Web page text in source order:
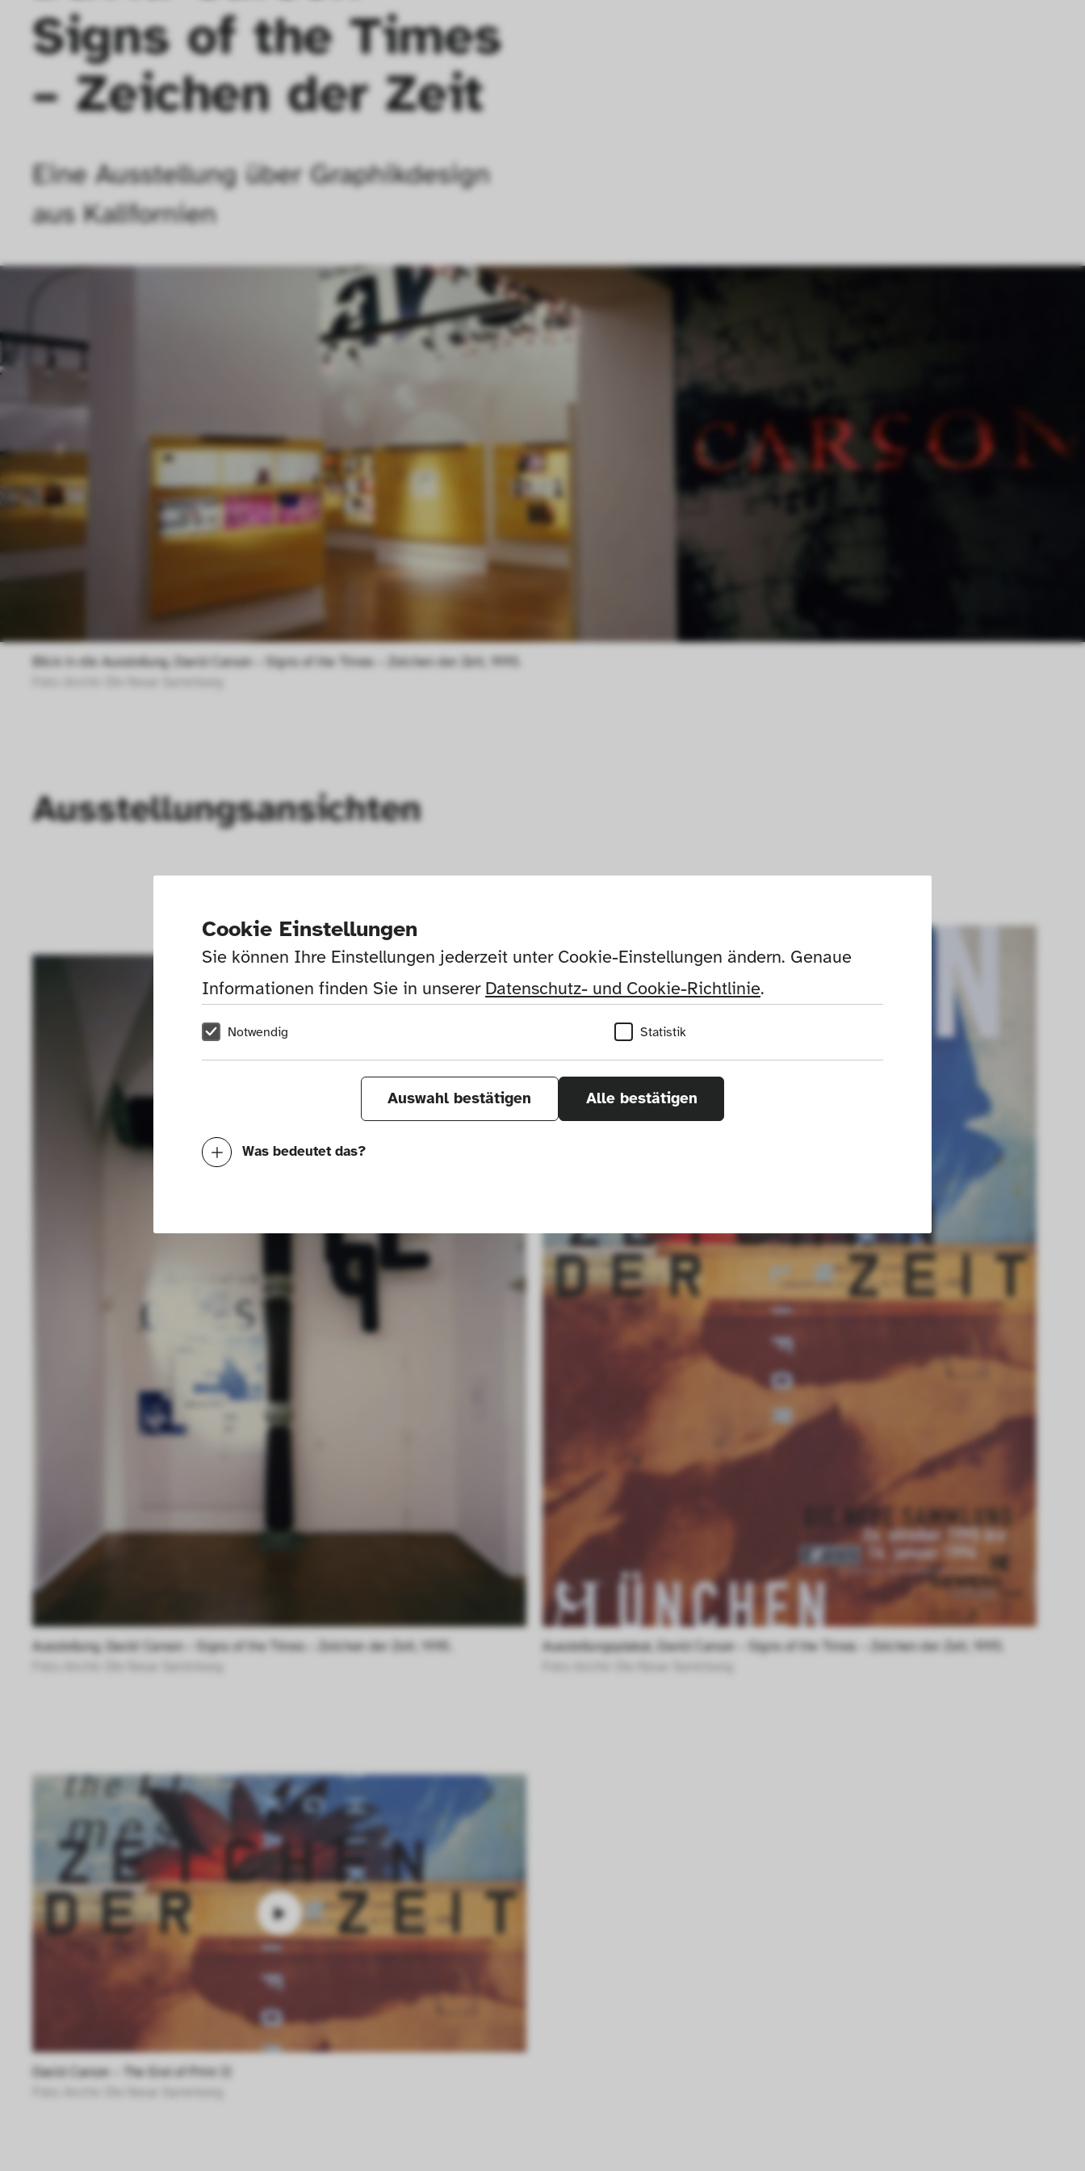
Cookie Einstellungen
Sie können Ihre Einstellungen jederzeit unter Cookie-Einstellungen ändern. Genaue
Informationen finden Sie in unserer Datenschutz- und Cookie-Richtlinie.
Notwendig Statistik
Auswahl bestätigen Alle bestätigen
Was bedeutet das?
die Funktionalität der Seite verbessern. In einigen Fällen wird durch die Cookies die
Geschwindigkeit erhöht, mit der wir deine Anfrage bearbeiten können. Außerdem
können deine ausgewählten Einstellungen auf unserer Seite gespeichert werden. Das
Deaktivieren dieser Cookies kann zu schlecht ausgewählten Empfehlungen und einem
langsamen Seitenaufbau führen. In einigen Fällen wird durch die Cookies die
Geschwindigkeit erhöht, mit der wir deine Anfrage bearbeiten können.
Statistik
Diese Cookies helfen uns zu verstehen, wie Besucher*innen mit unserer Webseite
interagieren, indem Informationen über ihr Verhalten anonym gesammelt und
ausgewertet werden.
Signs of the Times
– Zeichen der Zeit
Eine Ausstellung über Graphikdesign
aus Kalifornien
Blick in die Ausstellung, David Carson – Signs of the Times – Zeichen der Zeit, 1995.
Ausstellungsansichten
Ausstellung, David Carson – Signs of the Times – Zeichen der Zeit, 1995.
Ausstellungsplakat, David Carson – Signs of the Times – Zeichen der Zeit, 1995.
David Carson – The End of Print II